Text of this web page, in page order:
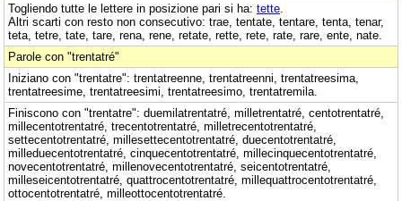
Togliendo tutte le lettere in posizione pari si ha: tette
Altri scarti con resto non consecutivo: trae, tentate, tentare, tenta, tenar,
teta, tetre, tate, tare, rena, rene, retate, rette, rete, rate, rare, ente, nate.
Parole con "trentatré"
Iniziano con "trentatre": trentatreenne, trentatreenni, trentatreesima,
trentatreesime, trentatreesimi, trentatreesimo, trentatremila.
Finiscono con "trentatre": duemilatrentatré, milletrentatré, centotrentatré,
millecentotrentatré, trecentotrentatré, milletrecentotrentatré,
settecentotrentatré, millesettecentotrentatré, duecentotrentatré,
milleduecentotrentatré, cinquecentotrentatré, millecinquecentotrentatré,
novecentotrentatré, millenovecentotrentatré, seicentotrentatré,
milleseicentotrentatré, quattrocentotrentatré, millequattrocentotrentatré,
ottocentotrentatré, milleottocentotrentatré.